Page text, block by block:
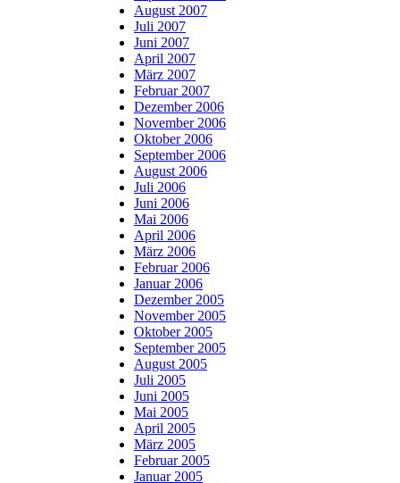
August 2007
Juli 2007
Juni 2007
April 2007
März 2007
Februar 2007
Dezember 2006
November 2006
Oktober 2006
September 2006
August 2006
Juli 2006
Juni 2006
Mai 2006
April 2006
März 2006
Februar 2006
Januar 2006
Dezember 2005
November 2005
Oktober 2005
September 2005
August 2005
Juli 2005
Juni 2005
Mai 2005
April 2005
März 2005
Februar 2005
Januar 2005